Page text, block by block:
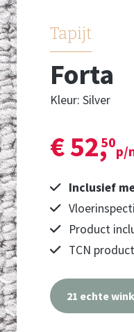
Tapijt
Forta
Kleur: Silver
€ 52,
50
p/
Inclusief
Product
TCN
21 echte